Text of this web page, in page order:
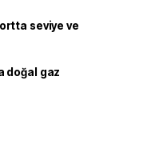
seviye ve
doğal gaz